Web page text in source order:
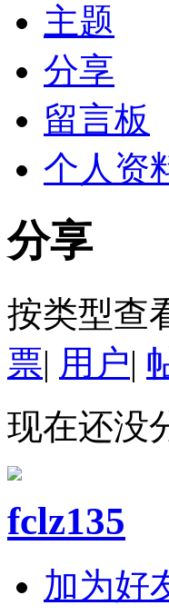
主题
分享
留言板
个人资
分享
按类型查
票| 用户|
现在还没
fclz135
加为好